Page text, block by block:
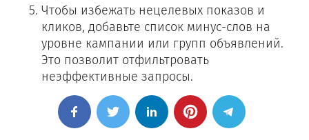
Чтобы избежать нецелевых показов и
кликов, добавьте список минус-слов на
уровне кампании или групп объявлений.
Это позволит отфильтровать
неэффективные запросы.